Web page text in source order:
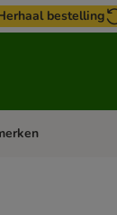
bestelling
menu: Paard